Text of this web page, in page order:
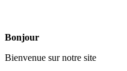
Bonjour
Bienvenue sur notre site